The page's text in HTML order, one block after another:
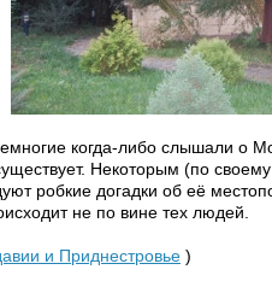
когда-либо слышали о
Некоторым (по
робкие догадки об её
не по вине тех людей.
и Приднестровье )